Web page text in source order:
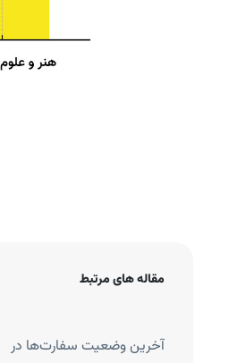
مقاله های مرتبط
آخرین وضعیت سفارت‌ها در